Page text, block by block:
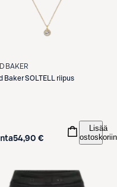
BAKER
BakerSOLTELL riipus
54,90 €
Lisää
ostoskoriin